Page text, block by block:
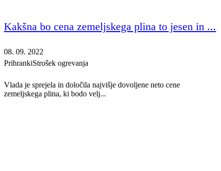
Kakšna bo cena zemeljskega plina to jesen in ...
08. 09. 2022
PrihrankiStrošek ogrevanja
Vlada je sprejela in določila najvišje dovoljene neto cene
zemeljskega plina, ki bodo velj...